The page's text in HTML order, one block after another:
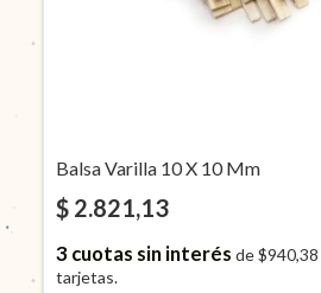
Balsa Varilla 10 X 10 Mm
$ 2.821,13
3cuotas sin interés de$940,38
tarjetas.